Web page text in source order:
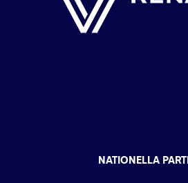
NATIONELLA